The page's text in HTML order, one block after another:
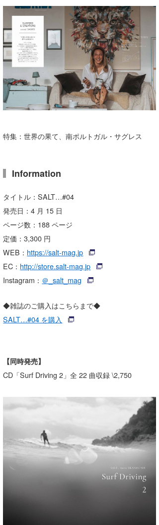
特集：世界の果て、南ポルトガル・サグレス
Information
タイトル：SALT…#04
発売⽇：4 ⽉ 15 ⽇
ページ数：188 ページ
定価：3,300 円
WEB： https://salt-mag.jp
EC： http://store.salt-mag.jp
Instagram： ＠_salt_mag
◆雑誌のご購⼊はこちらまで◆
SALT…#04 を購⼊
【同時発売】
CD「Surf Driving 2」全 22 曲収録 \2,750